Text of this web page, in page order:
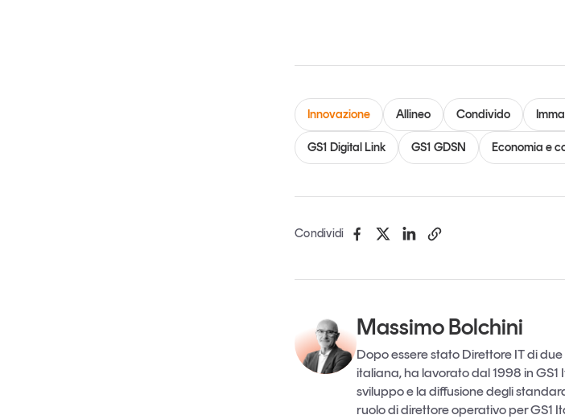
Innovazione Allineo Condivido
GS1 Digital Link GS1 GDSN Economia e
Condividi
Massimo Bolchini
Dopo essere stato Direttore IT di
italiana, ha lavorato dal 1998 in
sviluppo e la diffusione degli
ruolo di direttore operativo per GS1